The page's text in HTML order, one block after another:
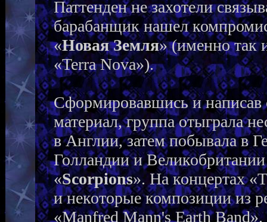
Паттенден не захотели
барабанщик нашел
«Новая Земля» (именно так
«Terra Nova»).
Сформировавшись и написав
материал, группа отыграла
в Англии, затем побывала в
Голландии и Великобритании
«Scorpions». На концертах
и некоторые композиции из
«Manfred Mann's Earth Band».